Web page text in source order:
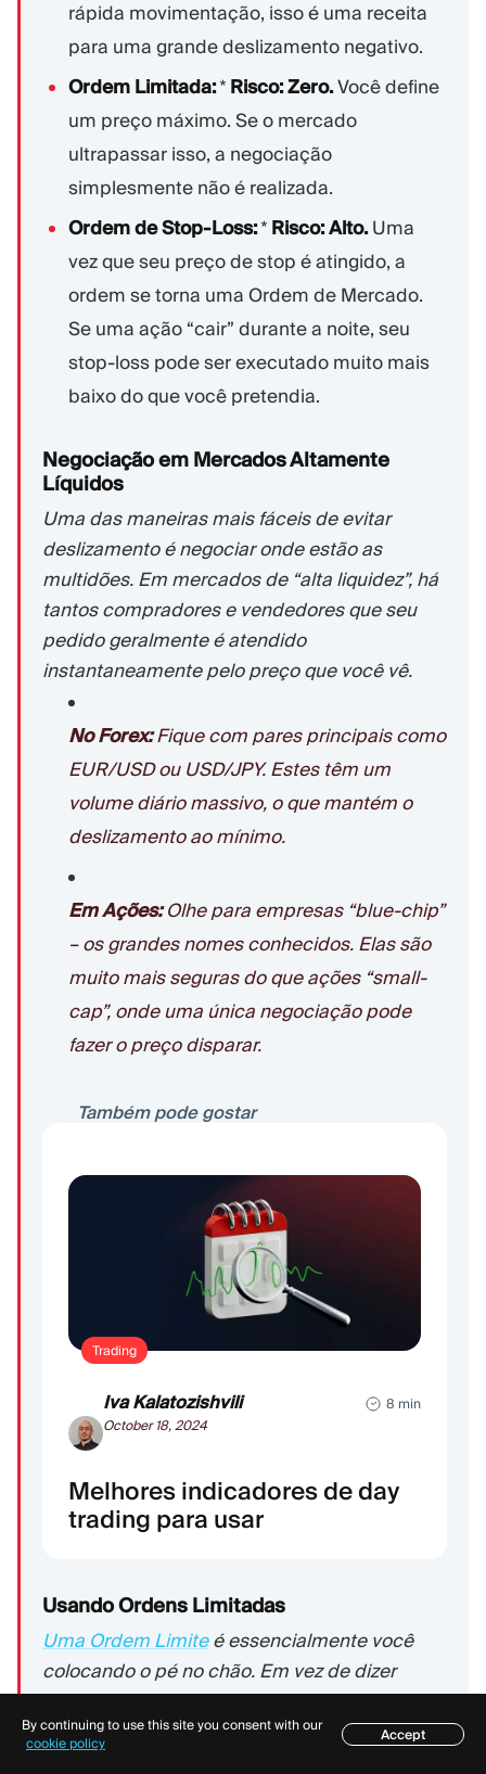
rápida movimentação, isso é uma receita
para uma grande deslizamento negativo.
Ordem Limitada:* Risco:Zero.Você define
um preço máximo. Se o mercado
ultrapassar isso, a negociação
simplesmente não é realizada.
Ordem de Stop-Loss:* Risco:Alto.Uma
vez que seu preço de stop é atingido, a
ordem se torna uma Ordem de Mercado.
Se uma ação “cair” durante a noite, seu
stop-loss pode ser executado muito mais
baixo do que você pretendia.
Negociação em Mercados Altamente
Líquidos
Uma das maneiras mais fáceis de evitar
deslizamento é negociar onde estão as
multidões. Em mercados de “alta liquidez”, há
tantos compradores e vendedores que seu
pedido geralmente é atendido
instantaneamente pelo preço que você vê.
No Forex:Fique com pares principais como
EUR/USD ou USD/JPY. Estes têm um
volume diário massivo, o que mantém o
deslizamento ao mínimo.
Em Ações:Olhe para empresas “blue-chip”
– os grandes nomes conhecidos. Elas são
muito mais seguras do que ações “small-
cap”, onde uma única negociação pode
fazer o preço disparar.
Também pode gostar
Trading
Iva Kalatozishvili
October 18, 2024
8 min
Melhores indicadores de day
trading para usar
Usando Ordens Limitadas
Uma Ordem Limiteé essencialmente você
colocando o pé no chão. Em vez de dizer
“compre isso agora a qualquer preço,” você
diz ao corretor o máximo exato que está
Índice
By continuing to use this site you consent with our
cookie policy
Accept